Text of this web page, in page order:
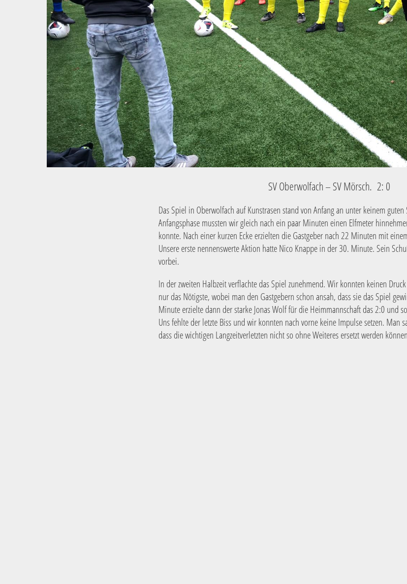
SV Oberwolfach – SV Mörsch. 2: 0
Das Spiel in Oberwolfach auf Kunstrasen stand von Anfang an unter keinem
Anfangsphase mussten wir gleich nach ein paar Minuten einen Elfmeter
konnte. Nach einer kurzen Ecke erzielten die Gastgeber nach 22 Minuten mit
Unsere erste nennenswerte Aktion hatte Nico Knappe in der 30. Minute. Sein
vorbei.
In der zweiten Halbzeit verflachte das Spiel zunehmend. Wir konnten keinen
nur das Nötigste, wobei man den Gastgebern schon ansah, dass sie das Spiel
Minute erzielte dann der starke Jonas Wolf für die Heimmannschaft das 2:0 und
Uns fehlte der letzte Biss und wir konnten nach vorne keine Impulse setzen. Man
dass die wichtigen Langzeitverletzten nicht so ohne Weiteres ersetzt werden